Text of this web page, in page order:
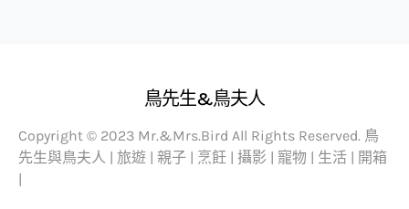
鳥先生&鳥夫人
Copyright © 2023 Mr.&Mrs.Bird All Rights Reserved. 鳥
先生與鳥夫人 | 旅遊 | 親子 | 烹飪 | 攝影 | 寵物 | 生活 | 開箱
|